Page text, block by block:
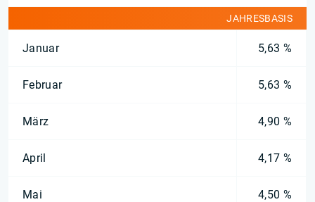
JAHRESBASIS
Januar 5,63 %
Februar 5,63 %
März 4,90 %
April 4,17 %
Mai 4,50 %